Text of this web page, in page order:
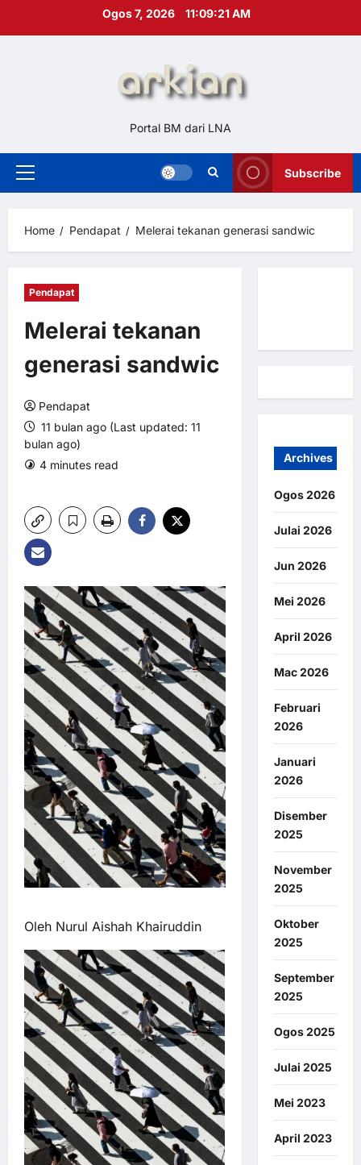
Ogos 7, 2026 11:09:22 AM
Portal BM dari LNA
Primary
Subscribe
Home Pendapat Melerai tekanan generasi sandwic
Pendapat
Melerai tekanan
generasi sandwic
Pendapat
11 bulan ago (Last updated: 11
bulan ago)
4 minutes read
Oleh Nurul Aishah Khairuddin
Archives
Ogos 2026
Julai 2026
Jun 2026
Mei 2026
April 2026
Mac 2026
Februari
2026
Januari
2026
Disember
2025
November
2025
Oktober
2025
September
2025
Ogos 2025
Julai 2025
Mei 2023
April 2023